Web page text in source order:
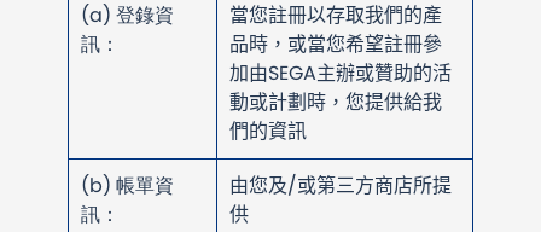
(a) 登錄資
訊：
當您註冊以存取我們的產
品時，或當您希望註冊參
加由SEGA主辦或贊助的活
動或計劃時，您提供給我
們的資訊
(b) 帳單資
訊：
由您及/或第三方商店所提
供